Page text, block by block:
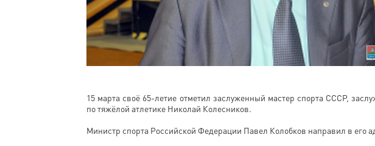
15 марта своё 65-летие отметил заслуженный мастер спорта СССР,
по тяжёлой атлетике Николай Колесников.
Министр спорта Российской Федерации Павел Колобков направил в его